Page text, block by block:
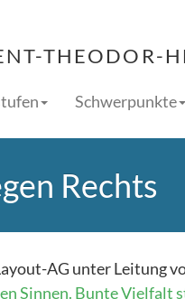
THEODOR-
Schwerpunkte
Rechts
AG unter Leitung
Sinnen. Bunte Vielfalt